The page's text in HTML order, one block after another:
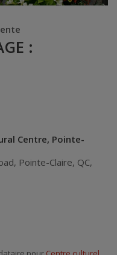
:
Centre, Pointe-
, Pointe-Claire, QC,